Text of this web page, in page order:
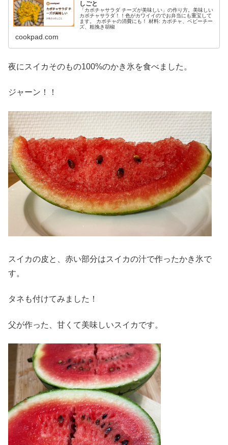
しごと
「カボチャサラダ チーズが美味しい」の作り方。美味しい
カボチャサラダ！！色がカワイイのでお弁当にも重宝して
ます。 カボチャの消費にも！ 材料: カボチャ、ベビーチー
ズ、粗挽き胡椒
cookpad.com
夜にスイカそのもの100%のかき氷を食べました。
ジャーン！！
スイカの皮と、赤い部分はスイカの汁で作ったかき氷で
す。
タネも付けてみました！
父が作った、甘くて美味しいスイカです。